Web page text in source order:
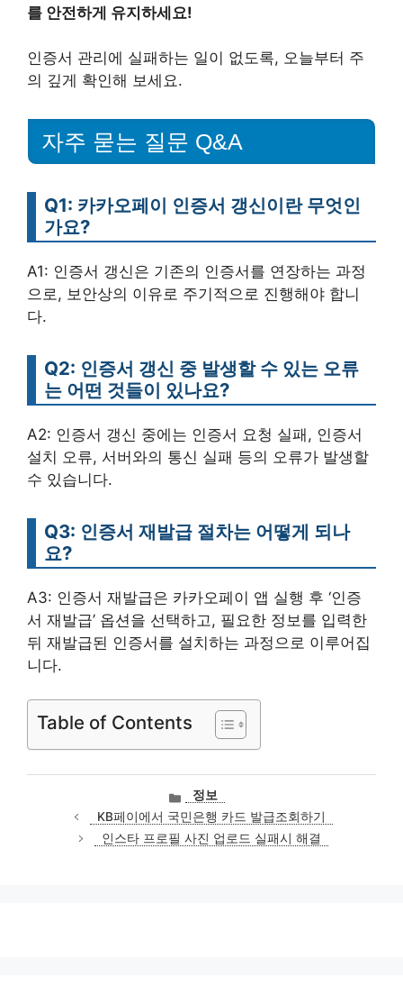
를 안전하게 유지하세요!
인증서 관리에 실패하는 일이 없도록, 오늘부터 주
의 깊게 확인해 보세요.
자주 묻는 질문 Q&A
Q1: 카카오페이 인증서 갱신이란 무엇인
가요?
A1: 인증서 갱신은 기존의 인증서를 연장하는 과정
으로, 보안상의 이유로 주기적으로 진행해야 합니
다.
Q2: 인증서 갱신 중 발생할 수 있는 오류
는 어떤 것들이 있나요?
A2: 인증서 갱신 중에는 인증서 요청 실패, 인증서
설치 오류, 서버와의 통신 실패 등의 오류가 발생할
수 있습니다.
Q3: 인증서 재발급 절차는 어떻게 되나
요?
A3: 인증서 재발급은 카카오페이 앱 실행 후 ‘인증
서 재발급’ 옵션을 선택하고, 필요한 정보를 입력한
뒤 재발급된 인증서를 설치하는 과정으로 이루어집
니다.
Table of Contents
카
테
고
리
정보
KB페이에서 국민은행 카드 발급조회하기
인스타 프로필 사진 업로드 실패시 해결